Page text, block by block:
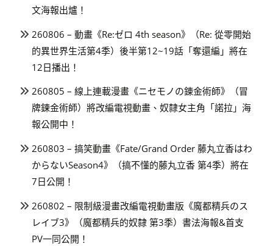
文海報出爐！
260806 – 動畫《Re:ゼロ 4th season》（Re: 從零開始
的異世界生活第4季）後半第12~19話「奪還編」將在
12日播出！
260805 – 線上連載漫畫《ニセモノの錬金術師》（冒
牌鍊金術師）將改編電視動畫、奴隸女主角「諾拉」海
報公開中！
260803 – 搞笑動畫《Fate/Grand Order 藤丸立香はわ
からないSeason4》（搞不懂的藤丸立香 第4季）將在
7日公開！
260802 – 限制級漫畫改編電視動畫版《魔都精兵のス
レイブ3》（魔都精兵的奴隸 第3季）書法海報&首支
PV一同公開！